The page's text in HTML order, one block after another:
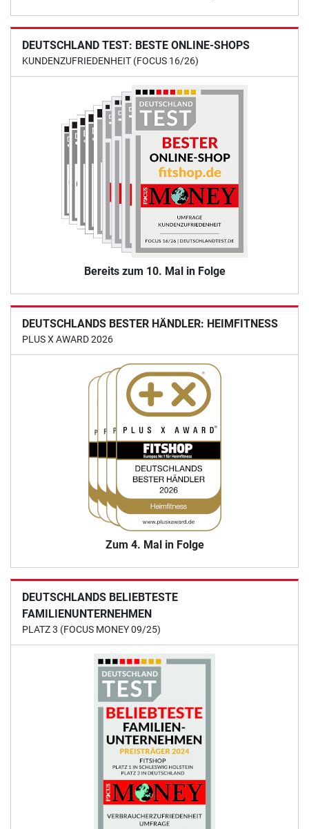
DEUTSCHLAND TEST: BESTE ONLINE-SHOPS
KUNDENZUFRIEDENHEIT (FOCUS 16/26)
Bereits zum 10. Mal in Folge
DEUTSCHLANDS BESTER HÄNDLER: HEIMFITNESS
PLUS X AWARD 2026
Zum 4. Mal in Folge
DEUTSCHLANDS BELIEBTESTE
FAMILIENUNTERNEHMEN
PLATZ 3 (FOCUS MONEY 09/25)